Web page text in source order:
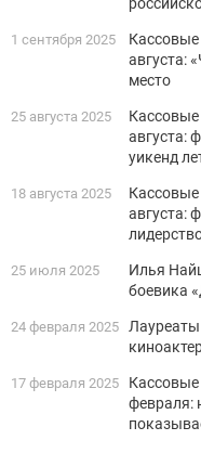
1 сентября 2025
августа:
место
25 августа 2025
августа:
уикенд
18 августа 2025
августа:
25 июля 2025
Илья
боевика
24 февраля 2025
17 февраля 2025
февраля: